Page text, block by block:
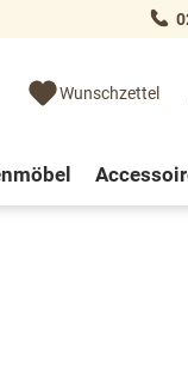
Wunschzettel